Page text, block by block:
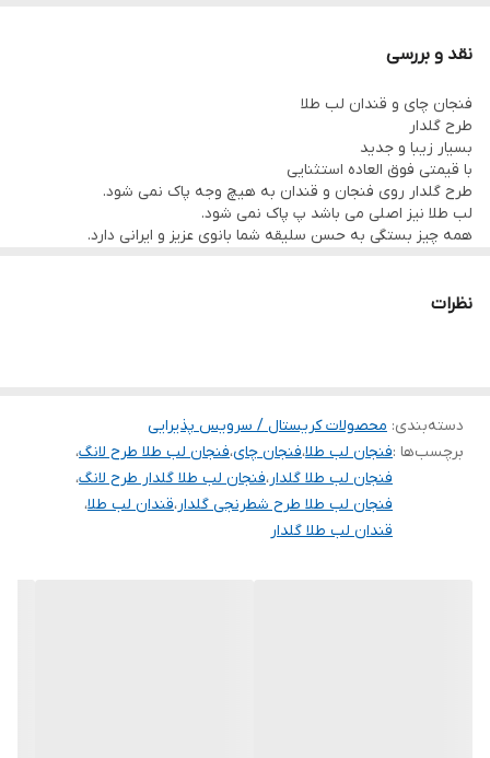
بودن و ... است. نه!!!!!
بلکه این محصول قیمت قبل ما است.
کریستال قیمت قبل ما است.
بسیار هم فنجان با کیفیت و فوق‌العاده‌عالی است که از محصولات
صورت ست
نقد و بررسی
فنجان چای و قندان لب طلا
طرح گلدار
بسیار زیبا و جدید
با قیمتی فوق العاده استثنایی
طرح گلدار روی فنجان و قندان به هیچ وجه پاک نمی شود.
لب طلا نیز اصلی می باشد پ پاک نمی شود.
همه چیز بستگی به حسن سلیقه شما بانوی عزیز و ایرانی دارد.
نظرات
دسته‌بندی: محصولات کریستال / سرویس پذیرایی
برچسب‌ها :فنجان لب طلا،فنجان چای،فنجان لب طلا طرح لانگ،
فنجان لب طلا گلدار،فنجان لب طلا گلدار طرح لانگ،
فنجان لب طلا طرح شطرنجی گلدار،قندان لب طلا،
قندان لب طلا گلدار